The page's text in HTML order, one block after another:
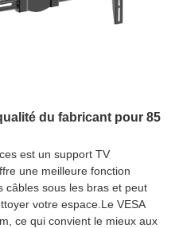
du fabricant pour 85
est un support TV
une meilleure fonction
câbles sous les bras et peut
votre espace.Le VESA
ce qui convient le mieux aux